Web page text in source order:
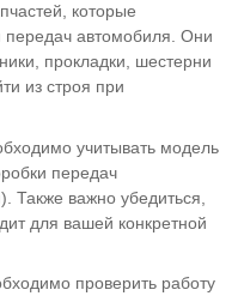
которые
передач автомобиля. Они
прокладки, шестерни
из строя при
учитывать модель
передач
Также важно убедиться,
для вашей конкретной
проверить работу